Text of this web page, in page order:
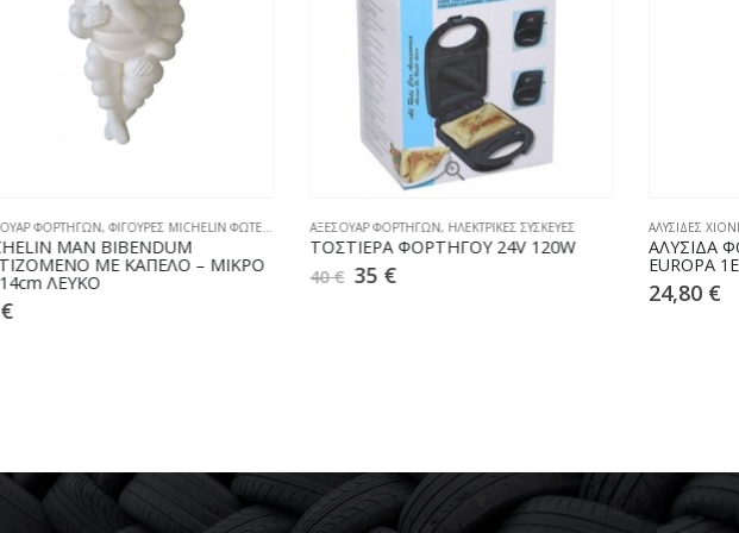
ΦΟΡΤΗΓΩΝ,ΦΙΓΟΥΡΕΣ MICHELIN ΦΩΤΕΙΖΟΜΕΝΕΣ
MAN BIBENDUM
ΜΕ ΚΑΠΕΛΟ – ΜΙΚΡΟ
ΛΕΥΚΟ
ΑΞΕΣΟΥΑΡ ΦΟΡΤΗΓΩΝ,ΗΛΕΚΤΡΙΚΕΣ ΣΥΣΚΕΥΕΣ
ΤΟΣΤΙΕΡΑ ΦΟΡΤΗΓΟΥ 24V 120W
€ 35€
ΑΛΥΣΙΔΕΣ ΧΙΟΝΙΟΥ,
ΑΛΥΣΙΔΑ
EUROPA 1Ε
24,80€